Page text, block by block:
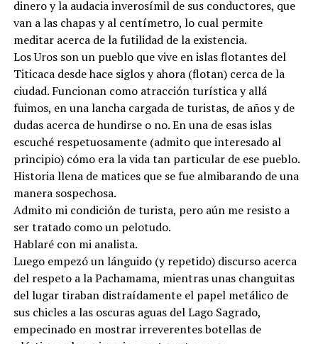
dinero y la audacia inverosímil de sus conductores, que
van a las chapas y al centímetro, lo cual permite
meditar acerca de la futilidad de la existencia.
Los Uros son un pueblo que vive en islas flotantes del
Titicaca desde hace siglos y ahora (flotan) cerca de la
ciudad. Funcionan como atracción turística y allá
fuimos, en una lancha cargada de turistas, de años y de
dudas acerca de hundirse o no. En una de esas islas
escuché respetuosamente (admito que interesado al
principio) cómo era la vida tan particular de ese pueblo.
Historia llena de matices que se fue almibarando de una
manera sospechosa.
Admito mi condición de turista, pero aún me resisto a
ser tratado como un pelotudo.
Hablaré con mi analista.
Luego empezó un lánguido (y repetido) discurso acerca
del respeto a la Pachamama, mientras unas changuitas
del lugar tiraban distraídamente el papel metálico de
sus chicles a las oscuras aguas del Lago Sagrado,
empecinado en mostrar irreverentes botellas de